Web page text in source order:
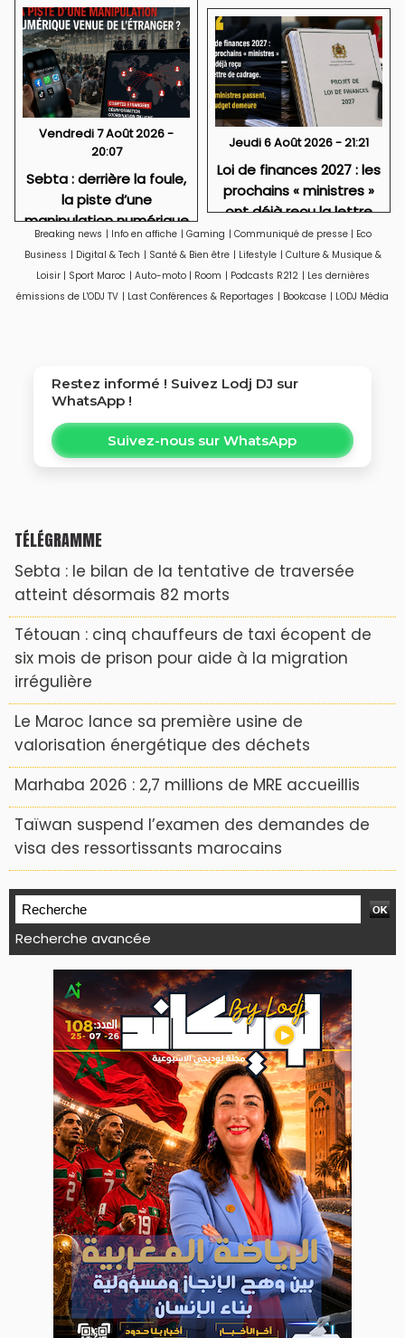
Vendredi 7 Août 2026 -
20:07
Sebta : derrière la foule,
la piste d’une
manipulation numérique
venue de l’étranger ?
Jeudi 6 Août 2026 - 21:21
Loi de finances 2027 : les
prochains « ministres »
ont déjà reçu la lettre
de cadrage
Breaking news | Info en affiche | Gaming | Communiqué de presse | Eco
Business | Digital & Tech | Santé & Bien être | Lifestyle | Culture & Musique &
Loisir | Sport Maroc | Auto-moto | Room | Podcasts R212 | Les dernières
émissions de L'ODJ TV | Last Conférences & Reportages | Bookcase | LODJ Média
Restez informé ! Suivez Lodj DJ sur
WhatsApp !
Suivez-nous sur WhatsApp
TÉLÉGRAMME
Sebta : le bilan de la tentative de traversée
atteint désormais 82 morts
Tétouan : cinq chauffeurs de taxi écopent de
six mois de prison pour aide à la migration
irrégulière
Le Maroc lance sa première usine de
valorisation énergétique des déchets
Marhaba 2026 : 2,7 millions de MRE accueillis
Taïwan suspend l’examen des demandes de
visa des ressortissants marocains
Recherche avancée